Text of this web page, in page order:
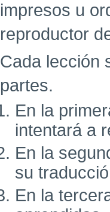
impresos u
reproductor
Cada lección
partes.
En la
intentará a
En la
su
En la